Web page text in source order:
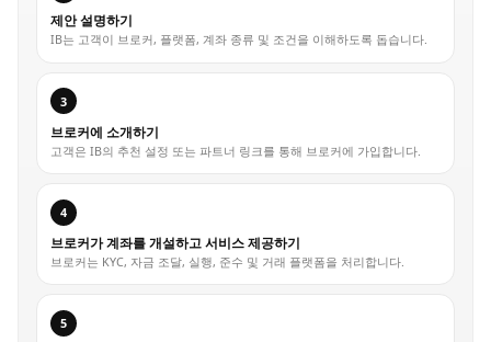
제안 설명하기
IB는 고객이 브로커, 플랫폼, 계좌 종류 및 조건을 이해하도록 돕습니다.
3
브로커에 소개하기
고객은 IB의 추천 설정 또는 파트너 링크를 통해 브로커에 가입합니다.
4
브로커가 계좌를 개설하고 서비스 제공하기
브로커는 KYC, 자금 조달, 실행, 준수 및 거래 플랫폼을 처리합니다.
5